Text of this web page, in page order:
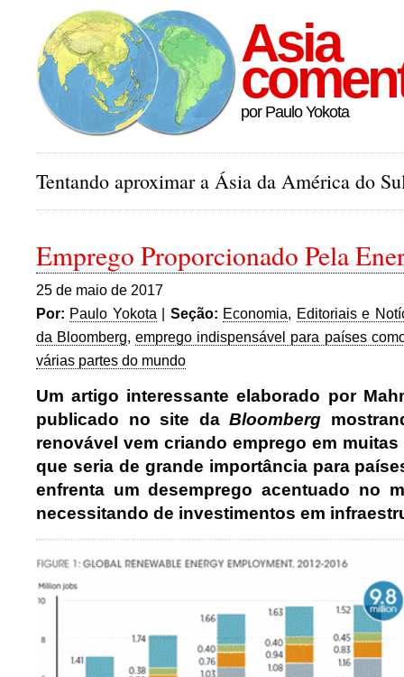
Asia
por Paulo Yokota
Tentando aproximar a Ásia da América do
Emprego Proporcionado Pela
25 de maio de 2017
Por: Paulo Yokota | Seção: Economia, Editoriais e
da Bloomberg,emprego indispensável para países
várias partes do mundo
Um artigo interessante elaborado por
publicado no site da Bloomberg
renovável vem criando emprego em
que seria de grande importância para
enfrenta um desemprego acentuado no
necessitando de investimentos em